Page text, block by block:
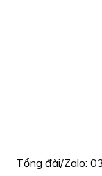
Tổng đài/Zalo: